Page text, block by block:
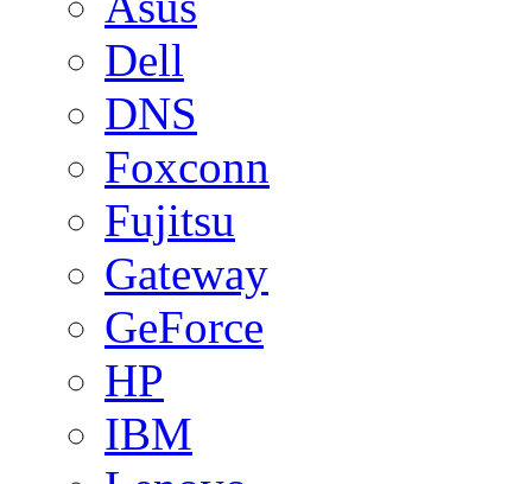
Dell
DNS
Foxconn
Fujitsu
Gateway
GeForce
HP
IBM